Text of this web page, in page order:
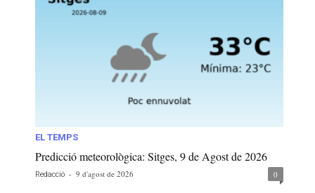
EL TEMPS
Predicció meteorològica: Sitges, 9 de Agost de 2026
Redacció - 9 d'agost de 2026 0